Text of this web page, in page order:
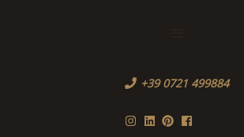
+39 0721 499884